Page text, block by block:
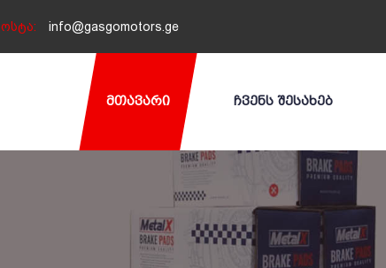
info@gasgomotors.ge
ᲛᲗᲐᲕᲐᲠᲘ ᲩᲕᲔᲜᲡ ᲨᲔᲡᲐᲮᲔᲑ